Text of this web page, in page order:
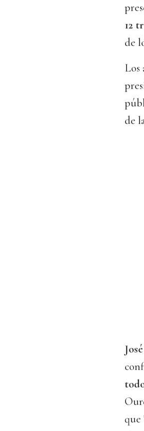
12
de
Los
de
que